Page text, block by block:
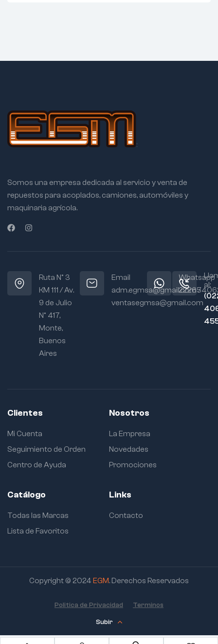
Somos una empresa dedicada al servicio y venta de
repuestos para acoplados, camiones, automóviles y
maquinaria agrícola.
Ruta N° 3
KM 111 / Av.
9 de Julio
N° 417,
Monte,
Buenos
Aires
Email
adm.egmsa@gmail.com /
ventasegmsa@gmail.com
Whatsapp
al:
Clientes
Mi Cuenta
Seguimiento de Orden
Centro de Ayuda
Nosotros
La Empresa
Novedades
Promociones
Catálogo
Todas las Marcas
Lista de Favoritos
Links
Contacto
Copyright © 2024 EGM. Derechos Reservados
Subir
Politica de Privacidad Terminos